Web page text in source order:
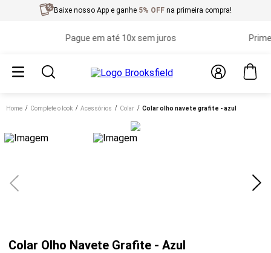
Baixe nosso App e ganhe 5% OFF na primeira compra!
Pague em até 10x sem juros
Home complete o look acessórios colar colar olho navete grafite - azul
Colar Olho Navete Grafite - Azul